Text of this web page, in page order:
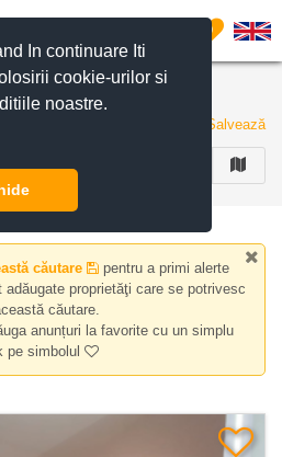
In continuare Iti
cookie-urilor si
noastre.
0
Salvează
căutare
pentru a primi alerte
proprietăţi care se potrivesc
căutare.
anunțuri la favorite cu un simplu
pe simbolul